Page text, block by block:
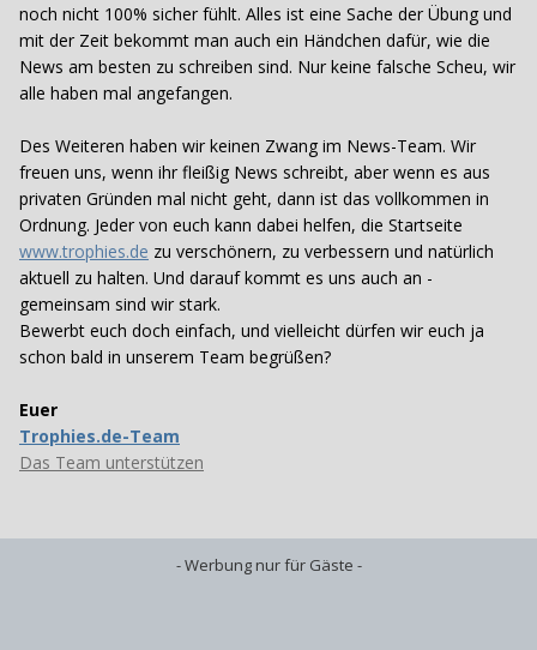
noch nicht 100% sicher fühlt. Alles ist eine Sache der Übung und
mit der Zeit bekommt man auch ein Händchen dafür, wie die
News am besten zu schreiben sind. Nur keine falsche Scheu, wir
alle haben mal angefangen.
Des Weiteren haben wir keinen Zwang im News-Team. Wir
freuen uns, wenn ihr fleißig News schreibt, aber wenn es aus
privaten Gründen mal nicht geht, dann ist das vollkommen in
Ordnung. Jeder von euch kann dabei helfen, die Startseite
www.trophies.de zu verschönern, zu verbessern und natürlich
aktuell zu halten. Und darauf kommt es uns auch an -
gemeinsam sind wir stark.
Bewerbt euch doch einfach, und vielleicht dürfen wir euch ja
schon bald in unserem Team begrüßen?
Euer
Trophies.de-Team
Das Team unterstützen
- Werbung nur für Gäste -